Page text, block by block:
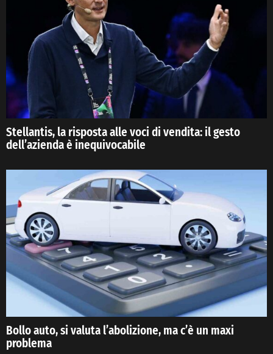
Stellantis, la risposta alle voci di vendita: il gesto
dell’azienda è inequivocabile
Bollo auto, si valuta l’abolizione, ma c’è un maxi
problema